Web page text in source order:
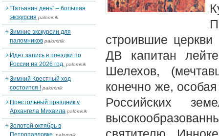
строившие
ДВ капитан
Шелехов,
конечно же,
Российских
“Татьянин день” – большая
экскурсия palomnik
Зимние экскурсии для
паломников palomnik
Идет запись в поездки по
России на 2026 год. palomnik
Зимний Крестный ход
состоится ! palomnik
Престольный праздник у
Архангела Михаила palomnik
Золотой октябрь в
Петропавловке. palomnik